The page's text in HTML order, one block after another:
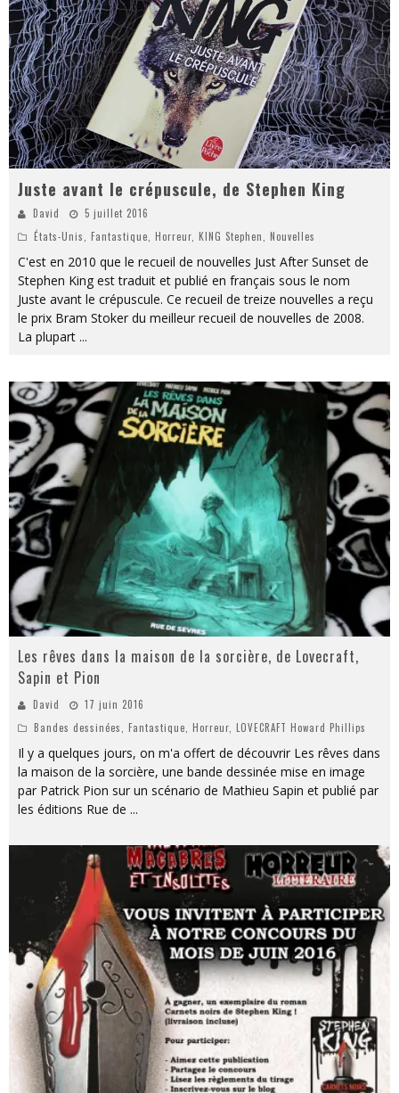
Juste avant le crépuscule, de Stephen King
David
5 juillet 2016
États-Unis, Fantastique, Horreur, KING Stephen, Nouvelle‎s
C'est en 2010 que le recueil de nouvelles Just After Sunset de
Stephen King est traduit et publié en français sous le nom
Juste avant le crépuscule. Ce recueil de treize nouvelles a reçu
le prix Bram Stoker du meilleur recueil de nouvelles de 2008.
La plupart ...
Les rêves dans la maison de la sorcière, de Lovecraft,
Sapin et Pion
David
17 juin 2016
Bandes dessinées
Fantastique Horreur LOVECRAFT Howard Phillips
Il y a quelques jours, on m'a offert de découvrir Les rêves dans
la maison de la sorcière, une bande dessinée mise en image
par Patrick Pion sur un scénario de Mathieu Sapin et publié par
les éditions Rue de ...